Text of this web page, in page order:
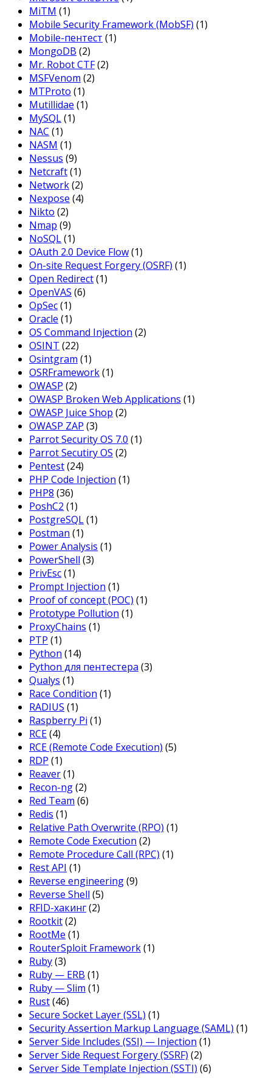
MiTM (1)
Mobile Security Framework (MobSF) (1)
Mobile-пентест (1)
MongoDB (2)
Mr. Robot CTF(2)
MSFVenom (2)
MTProto (1)
Mutillidae (1)
MySQL(1)
NAC (1)
NASM (1)
Nessus (9)
Netcraft(1)
Network(2)
Nexpose (4)
Nikto (2)
Nmap (9)
NoSQL(1)
OAuth 2.0 Device Flow(1)
On-site Request Forgery (OSRF) (1)
Open Redirect(1)
OpenVAS (6)
OpSec(1)
Oracle (1)
OS Command Injection (2)
OSINT (22)
Osintgram (1)
OSRFramework(1)
OWASP (2)
OWASP Broken Web Applications (1)
OWASP Juice Shop (2)
OWASP ZAP (3)
Parrot Security OS 7.0 (1)
Parrot Secutiry OS (2)
Pentest(24)
PHP Code Injection (1)
PHP8 (36)
PoshC2 (1)
PostgreSQL(1)
Postman (1)
Power Analysis (1)
PowerShell (3)
PrivEsc(1)
Prompt Injection (1)
Proof of concept (POC) (1)
Prototype Pollution (1)
ProxyChains (1)
PTP (1)
Python (14)
Python для пентестера (3)
Qualys (1)
Race Condition (1)
RADIUS (1)
Raspberry Pi (1)
RCE(4)
RCE (Remote Code Execution) (5)
RDP (1)
Reaver(1)
Recon-ng(2)
Red Team (6)
Redis (1)
Relative Path Overwrite (RPO) (1)
Remote Code Execution (2)
Remote Procedure Call (RPC) (1)
Rest API (1)
Reverse engineering(9)
Reverse Shell (5)
RFID-хакинг(2)
Rootkit(2)
RootMe (1)
RouterSploit Framework(1)
Ruby(3)
Ruby — ERB (1)
Ruby — Slim (1)
Rust(46)
Secure Socket Layer (SSL) (1)
Security Assertion Markup Language (SAML) (1)
Server Side Includes (SSI) — Injection (1)
Server Side Request Forgery (SSRF) (2)
Server Side Template Injection (SSTI) (6)